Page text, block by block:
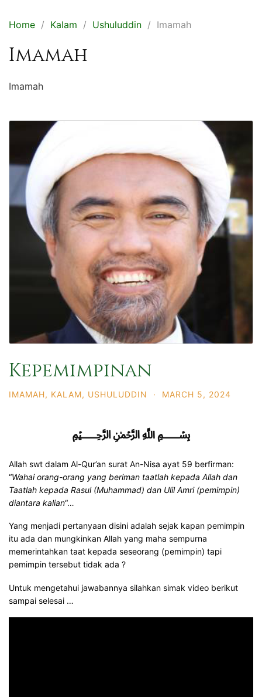
Home Kalam Ushuluddin Imamah
Imamah
Imamah
Kepemimpinan
IMAMAH, KALAM, USHULUDDIN · MARCH 5, 2024
﷽
Allah swt dalam Al-Qur’an surat An-Nisa ayat 59 berfirman:
“Wahai orang-orang yang beriman taatlah kepada Allah dan
Taatlah kepada Rasul (Muhammad) dan Ulil Amri (pemimpin)
diantara kalian“…
Yang menjadi pertanyaan disini adalah sejak kapan pemimpin
itu ada dan mungkinkan Allah yang maha sempurna
memerintahkan taat kepada seseorang (pemimpin) tapi
pemimpin tersebut tidak ada ?
Untuk mengetahui jawabannya silahkan simak video berikut
sampai selesai …